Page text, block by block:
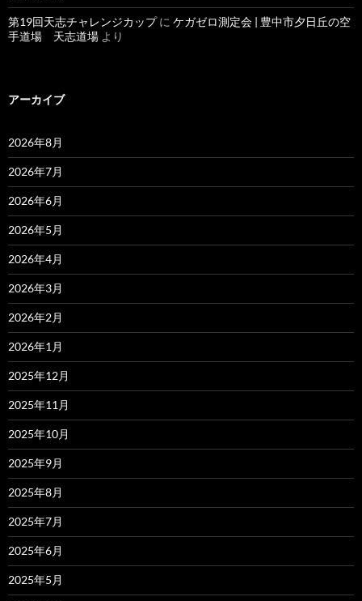
第19回天志チャレンジカップに ケガゼロ測定会 | 豊中市夕日丘の空
手道場 天志道場 より
アーカイブ
2026年8月
2026年7月
2026年6月
2026年5月
2026年4月
2026年3月
2026年2月
2026年1月
2025年12月
2025年11月
2025年10月
2025年9月
2025年8月
2025年7月
2025年6月
2025年5月